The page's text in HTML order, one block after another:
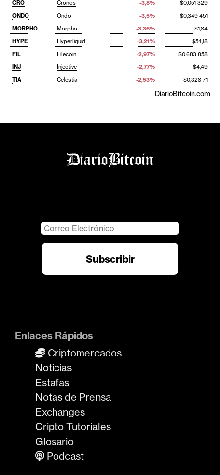
CRO Cronos -3,8%
$0,051 329
ONDO
Ondo -3,5%
$0,349 451
MORPHO
Morpho -3,36%
$1,84
HYPE
Hyperliquid -3,21%
$54,18
FIL
Filecoin -2,97%
$0,683 858
INJ
Injective -2,77%
$4,49
TIA
Celestia -2,53% $0,328 71
DiarioBitcoin.com
Enlaces Rápidos
Criptomercados
Noticias
Estafas
Notas de Prensa
Exchanges
Cripto Tutoriales
Glosario
Podcast